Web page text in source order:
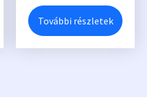
További részletek